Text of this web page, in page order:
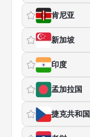
肯尼亚
新加坡
印度
孟加拉国
捷克共和国